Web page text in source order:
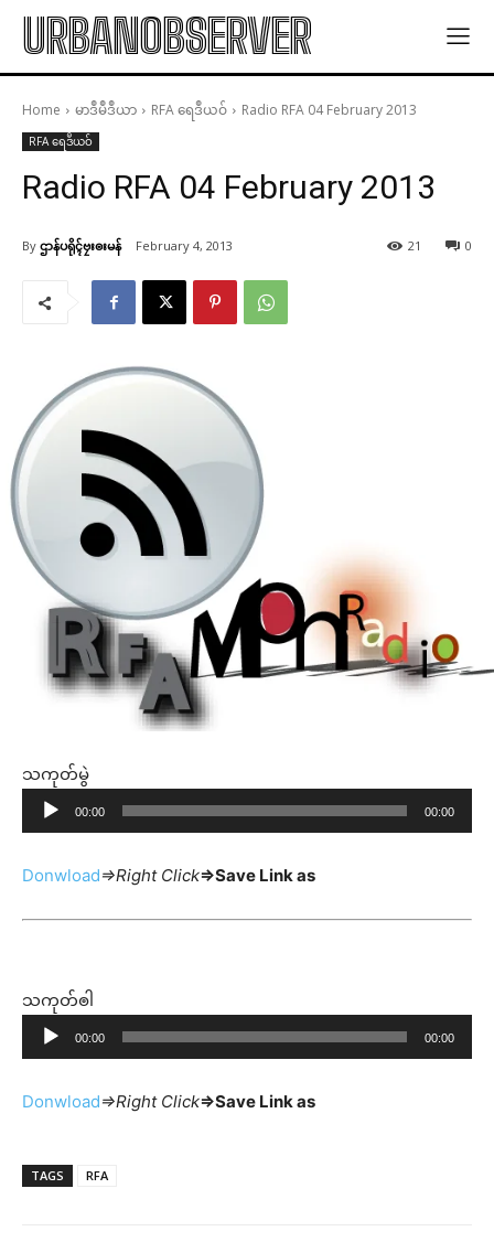
URBANOBSERVER
Home မာဒဳမဳဒဳယာ RFA ရေဒဳယဝ် Radio RFA 04 February 2013
RFA ရေဒဳယဝ်
Radio RFA 04 February 2013
By ဌာန်ပရိုၚ်ဗၠးၜးမန် February 4, 2013 0
21
သကုတ်မွဲ
u
i
o
a
e
00:00 00:00
Donwload=>Right Click=>Save Link as
သကုတ်ၜါ
u
i
P
00:00 00:00
Donwload=>Right Click=>Save Link as
TAGS RFA